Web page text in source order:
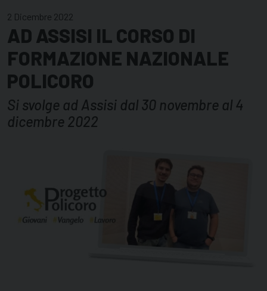
2 Dicembre 2022
AD ASSISI IL CORSO DI
FORMAZIONE NAZIONALE
POLICORO
Si svolge ad Assisi dal 30 novembre al 4
dicembre 2022